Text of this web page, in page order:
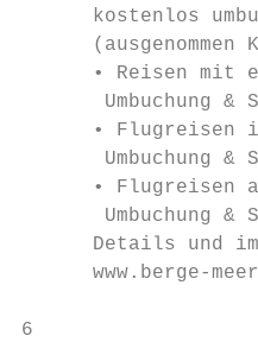
kostenlos
(ausgenommen
• Reisen mit
Umbuchung &
• Flugreisen
Umbuchung &
• Flugreisen
Umbuchung &
Details und
www.berge-
6